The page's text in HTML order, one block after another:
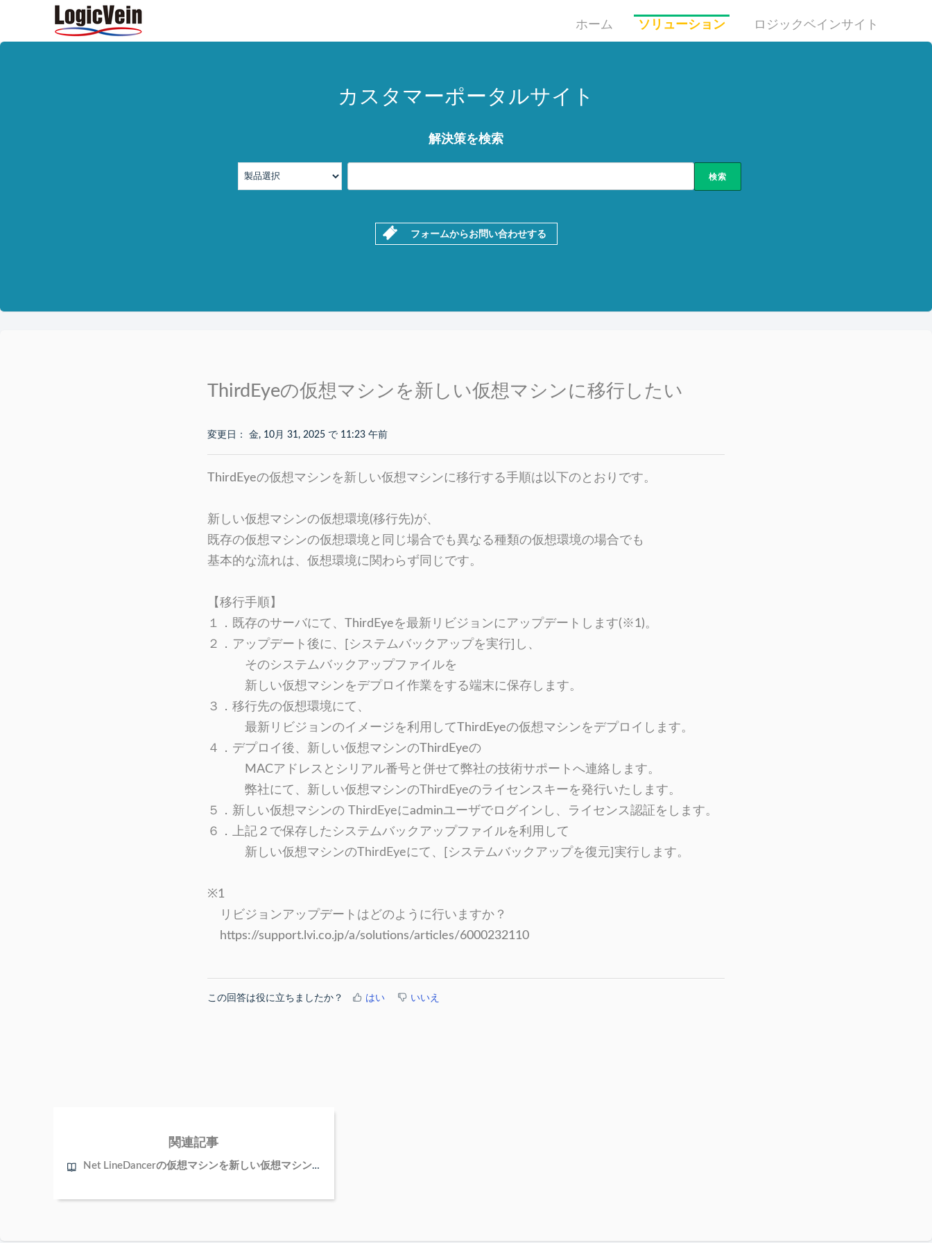
ホーム ソリューション ロジックベインサイト
カスタマーポータルサイト
解決策を検索
フォームからお問い合わせする
ThirdEyeの仮想マシンを新しい仮想マシンに移行したい
変更日： 金, 10月 31, 2025 で 11:23 午前
ThirdEyeの仮想マシンを新しい仮想マシンに移行する手順は以下のとおりです。
新しい仮想マシンの仮想環境(移行先)が、
既存の仮想マシンの仮想環境と同じ場合でも異なる種類の仮想環境の場合でも
基本的な流れは、仮想環境に関わらず同じです。
【移行手順】
１．既存のサーバにて、ThirdEyeを最新リビジョンにアップデートします(※1)。
２．アップデート後に、[システムバックアップを実行]し、
そのシステムバックアップファイルを
新しい仮想マシンをデプロイ作業をする端末に保存します。
３．移行先の仮想環境にて、
最新リビジョンのイメージを利用してThirdEyeの仮想マシンをデプロイします。
４．デプロイ後、新しい仮想マシンのThirdEyeの
MACアドレスとシリアル番号と併せて弊社の技術サポートへ連絡します。
弊社にて、新しい仮想マシンのThirdEyeのライセンスキーを発行いたします。
５．新しい仮想マシンの ThirdEyeにadminユーザでログインし、ライセンス認証をします。
６．上記 ２で保存したシステムバックアップファイルを利用して
新しい仮想マシンのThirdEyeにて、[システムバックアップを復元]実行します。
※1
リビジョンアップデートはどのように行いますか？
https://support.lvi.co.jp/a/solutions/articles/6000232110
この回答は役に立ちましたか？ はい いいえ
関連記事
Net LineDancerの仮想マシンを新しい仮想マシンに移行したい